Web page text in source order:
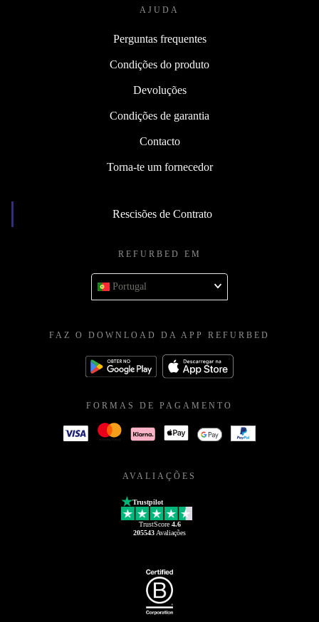
AJUDA
Perguntas frequentes
Condições do produto
Devoluções
Condições de garantia
Contacto
Torna-te um fornecedor
Rescisões de Contrato
REFURBED EM
Portugal
FAZ O DOWNLOAD DA APP REFURBED
FORMAS DE PAGAMENTO
AVALIAÇÕES
Trustpilot
TrustScore 4.6
205543 Avaliações